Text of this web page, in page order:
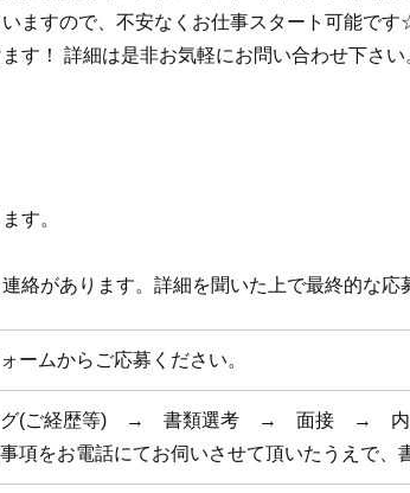
ますので、不安なくお仕事スタート可能で
す！ 詳細は是非お気軽にお問い合わせ下さい
す。
絡があります。詳細を聞いた上で最終的な応
ームからご応募ください。
(ご経歴等) → 書類選考 → 面接 → 内
項をお電話にてお伺いさせて頂いたうえで、